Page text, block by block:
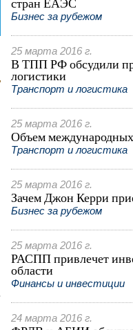
Бизнес за рубежом
25 марта 2016 г.
В ТПП РФ обсудили
логистики
Транспорт и логистика
25 марта 2016 г.
Объем
Транспорт и логистика
25 марта 2016 г.
Зачем Джон Керри
Бизнес за рубежом
25 марта 2016 г.
РАСПП привлечет
области
Финансы и инвестиции
24 марта 2016 г.